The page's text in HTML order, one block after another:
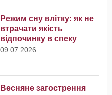
Режим сну влітку: як не
втрачати якість
відпочинку в спеку
09.07.2026
Весняне загострення